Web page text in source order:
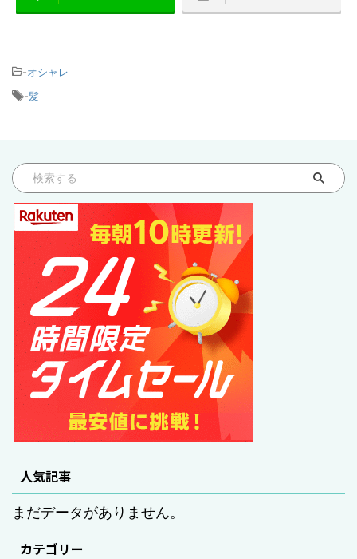
-オシャレ
-髪
人気記事
まだデータがありません。
カテゴリー